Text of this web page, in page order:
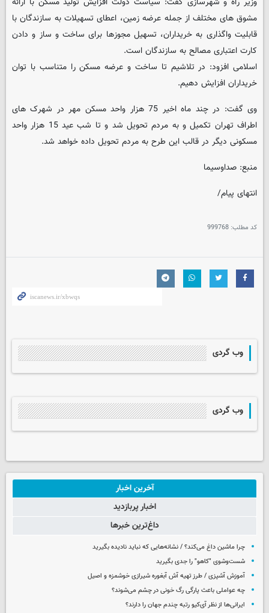
مشوق های مختلف از جمله عرضه زمین، اعطای تسهیلات به سازندگان با
قابلیت واگذاری به خریداران، تسهیل مجوزها برای ساخت و ساز و دادن
کارت اعتباری مصالح به سازندگان است.
اسلامی افزود: در تلاشیم تا ساخت و عرضه مسکن را متناسب با توان
خریداران افزایش دهیم.
وی گفت: در چند ماه اخیر 75 هزار واحد مسکن مهر در شهرک های
اطراف تهران تکمیل و به مردم تحویل شد و تا شب عید 15 هزار واحد
مسکونی دیگر در قالب این طرح به مردم تحویل داده خواهد شد.
منبع: صداوسیما
انتهای پیام/
کد مطلب: 999768
وب گردی
وب گردی
آخرین اخبار
اخبار پربازدید
داغ‌ترین خبرها
چرا ماشین داغ می‌کند؟ / نشانه‌هایی که نباید نادیده بگیرید
شست‌وشوی "کاهو" را جدی بگیرید
آموزش آشپزی / طرز تهیه آش آبغوره شیرازی خوشمزه و اصیل
چه عواملی باعث پارگی رگ خونی در چشم می‌شوند؟
ایرانی‌ها از نظر آی‌کیو رتبه چندم جهان را دارند؟